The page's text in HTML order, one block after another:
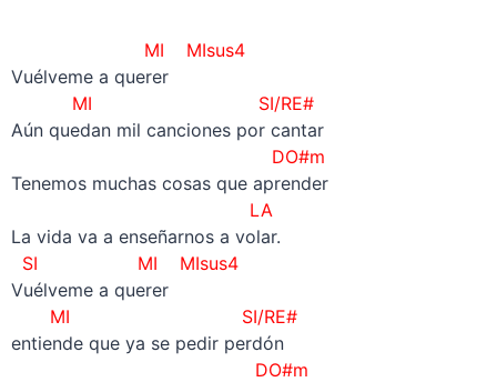
MI MIsus4
Vuélveme a querer
MI SI/RE#
Aún quedan mil canciones por cantar
DO#m
Tenemos muchas cosas que aprender
LA
La vida va a enseñarnos a volar.
SI
MI MIsus4
Vuélveme a querer
MI SI/RE#
entiende que ya se pedir perdón
DO#m